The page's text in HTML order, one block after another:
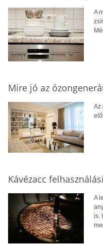
A
Mire jó az
Az
Kávézacc
A
is.